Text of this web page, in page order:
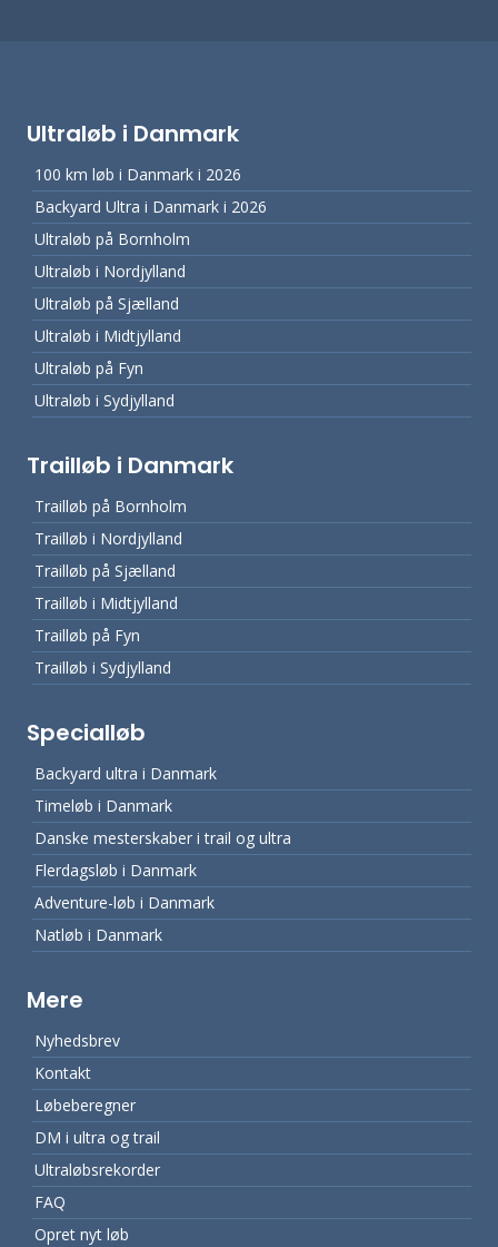
Ultraløb i Danmark
100 km løb i Danmark i 2026
Backyard Ultra i Danmark i 2026
Ultraløb på Bornholm
Ultraløb i Nordjylland
Ultraløb på Sjælland
Ultraløb i Midtjylland
Ultraløb på Fyn
Ultraløb i Sydjylland
Trailløb i Danmark
Trailløb på Bornholm
Trailløb i Nordjylland
Trailløb på Sjælland
Trailløb i Midtjylland
Trailløb på Fyn
Trailløb i Sydjylland
Specialløb
Backyard ultra i Danmark
Timeløb i Danmark
Danske mesterskaber i trail og ultra
Flerdagsløb i Danmark
Adventure-løb i Danmark
Natløb i Danmark
Mere
Nyhedsbrev
Kontakt
Løbeberegner
DM i ultra og trail
Ultraløbsrekorder
FAQ
Opret nyt løb